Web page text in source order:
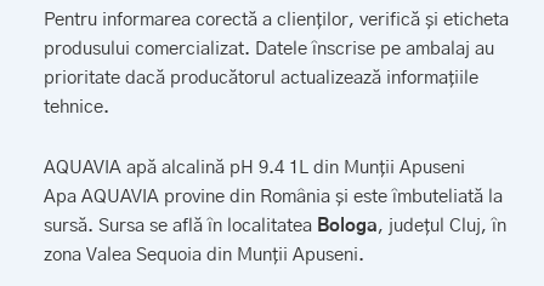
Pentru informarea corectă a clienților, verifică și eticheta
produsului comercializat. Datele înscrise pe ambalaj au
prioritate dacă producătorul actualizează informațiile
tehnice.
AQUAVIA apă alcalină pH 9.4 1L din Munții Apuseni
Apa AQUAVIA provine din România și este îmbuteliată la
sursă. Sursa se află în localitatea Bologa, județul Cluj, în
zona Valea Sequoia din Munții Apuseni.